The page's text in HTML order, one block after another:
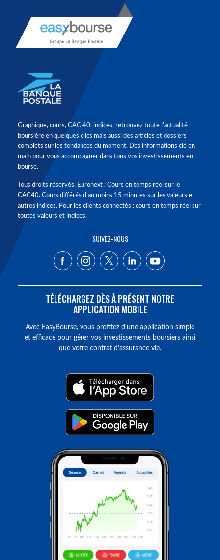
Graphique, cours, CAC 40, indices, retrouvez toute l'actualité
boursière en quelques clics mais aussi des articles et dossiers
complets sur les tendances du moment. Des informations clé en
main pour vous accompagner dans tous vos investissements en
bourse.
Tous droits réservés. Euronext : Cours en temps réel sur le
CAC40. Cours différés d'au moins 15 minutes sur les valeurs et
autres indices. Pour les clients connectés : cours en temps réel sur
toutes valeurs et indices.
SUIVEZ-NOUS
TÉLÉCHARGEZ DÈS À PRÉSENT NOTRE
APPLICATION MOBILE
Avec EasyBourse, vous profitez d’une application simple
et efficace pour gérer vos investissements boursiers ainsi
que votre contrat d’assurance vie.